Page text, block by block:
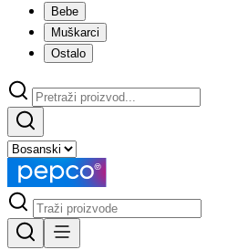
Bebe
Muškarci
Ostalo